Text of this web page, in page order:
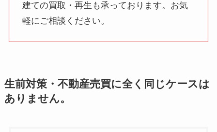
建ての買取・再生も承っております。お気
軽にご相談ください。
生前対策・不動産売買に全く同じケースは
ありません。